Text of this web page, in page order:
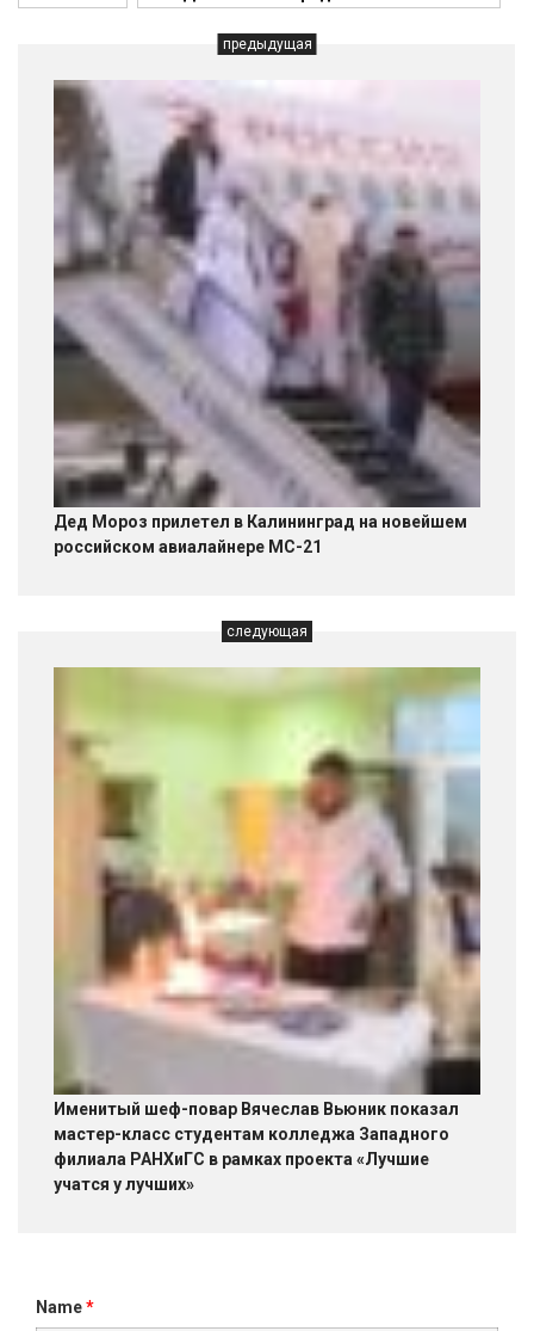
предыдущая
Дед Мороз прилетел в Калининград на новейшем
российском авиалайнере МС-21
следующая
Именитый шеф-повар Вячеслав Вьюник показал
мастер-класс студентам колледжа Западного
филиала РАНХиГС в рамках проекта «Лучшие
учатся у лучших»
Name*